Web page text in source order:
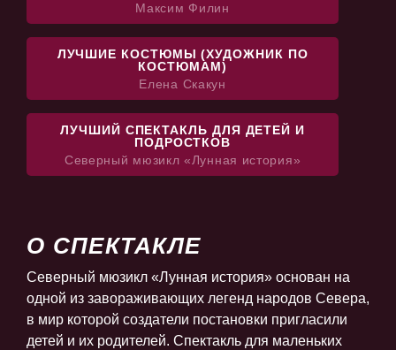
Максим Филин
ЛУЧШИЕ КОСТЮМЫ (ХУДОЖНИК ПО
КОСТЮМАМ)
Елена Скакун
ЛУЧШИЙ СПЕКТАКЛЬ ДЛЯ ДЕТЕЙ И
ПОДРОСТКОВ
Северный мюзикл «Лунная история»
О СПЕКТАКЛЕ
Северный мюзикл «Лунная история» основан на
одной из завораживающих легенд народов Севера,
в мир которой создатели постановки пригласили
детей и их родителей. Спектакль для маленьких